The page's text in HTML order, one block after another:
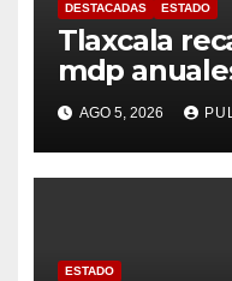
DESTACADAS ESTADO
Tlaxcala
mdp
residuos:
AGO 5, 2026
ESTADO